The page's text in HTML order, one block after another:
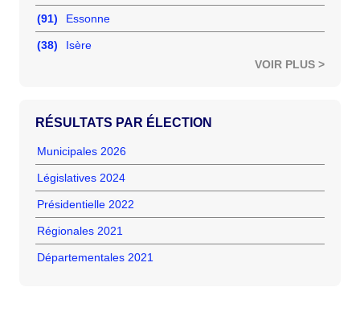
(91) Essonne
(38)
Isère
VOIR PLUS >
RÉSULTATS PAR ÉLECTION
Municipales 2026
Législatives 2024
Présidentielle 2022
Régionales 2021
Départementales 2021